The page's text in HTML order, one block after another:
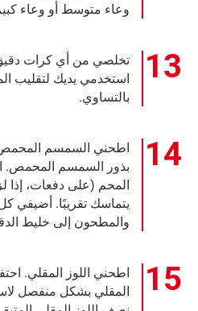
وعاء متوسط أو وعاء
تخلصي من أي كرات
استخدمي يديك لتقليب
بالتساوي.
اطحني السمسم
بذور السمسم المحمص.
المحم (على دفعات، إذا
يتماسك تقريبًا. أضيفي
والمطحون إلى خليط
اطحني اللوز المقلي.
المقلي بشكل منفصل